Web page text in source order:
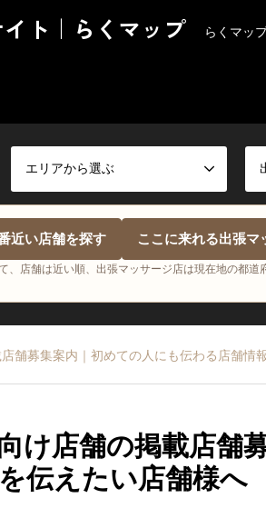
ト｜らくマップ らくマッ
エリアから選ぶ
近い店舗を探す ここに来れる出張マ
、店舗は近い順、出張マッサージ店は現在地の都道
舗募集案内｜初めての人にも伝わる店舗情
け店舗の掲載店舗
伝えたい店舗様へ